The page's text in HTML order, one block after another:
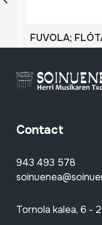
FUVOLA;
Contact
943 493 578
Tornola kalea, 6 -